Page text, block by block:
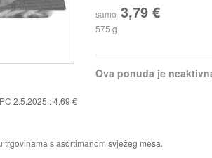
samo 3,79 €
575 g
Ova ponuda je
2.5.2025.: 4,69 €
trgovinama s asortimanom svježeg mesa.